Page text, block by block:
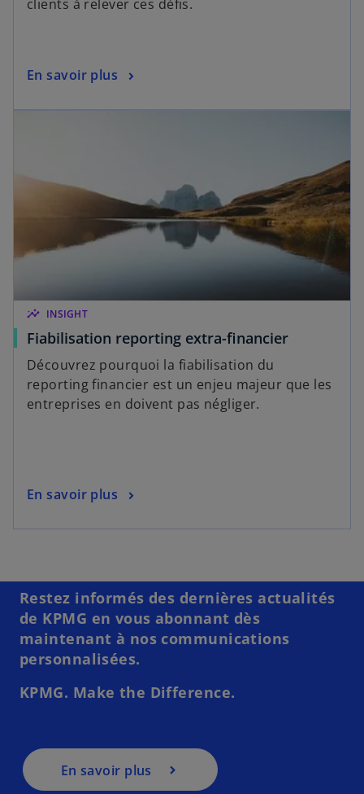
clients à relever ces défis.
En savoir plus
insights INSIGHT
Fiabilisation reporting extra-financier
Découvrez pourquoi la fiabilisation du
reporting financier est un enjeu majeur que les
entreprises en doivent pas négliger.
En savoir plus
Restez informés des dernières actualités
de KPMG en vous abonnant dès
maintenant à nos communications
personnalisées.
KPMG. Make the Difference.
En savoir plus